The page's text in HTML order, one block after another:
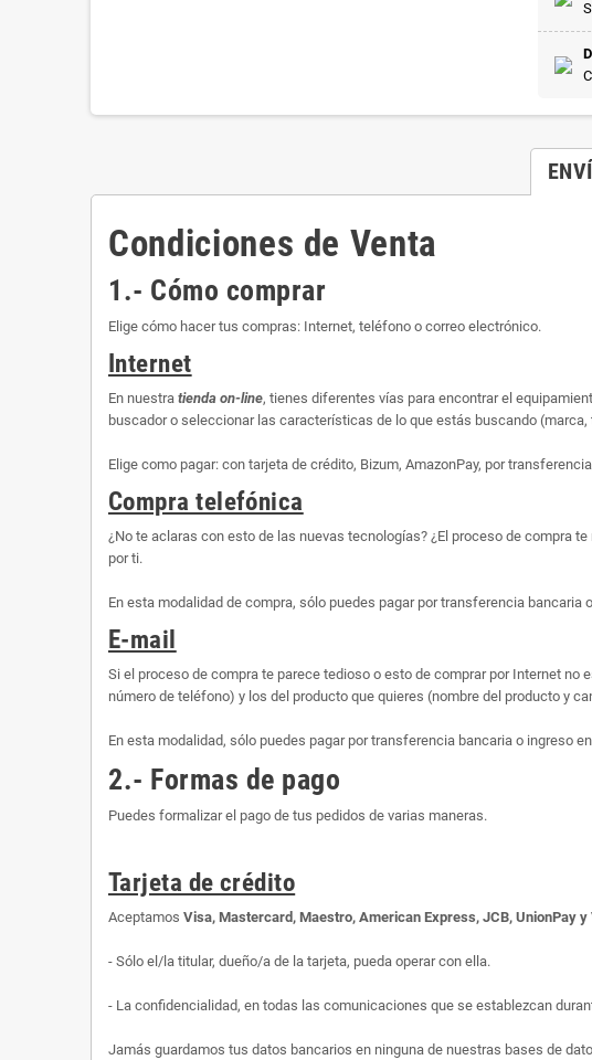
Condiciones de Venta
1.- Cómo comprar
Elige cómo hacer tus compras: Internet, teléfono o correo electrónico.
Internet
En nuestra tienda on-line, tienes diferentes vías para encontrar el
buscador o seleccionar las características de lo que estás buscando (marca,
Elige como pagar: con tarjeta de crédito, Bizum, AmazonPay, por
Compra telefónica
¿No te aclaras con esto de las nuevas tecnologías? ¿El proceso de compra
por ti.
En esta modalidad de compra, sólo puedes pagar por transferencia bancaria
E-mail
Si el proceso de compra te parece tedioso o esto de comprar por Internet no
número de teléfono) y los del producto que quieres (nombre del producto y
En esta modalidad, sólo puedes pagar por transferencia bancaria o ingreso
2.- Formas de pago
Puedes formalizar el pago de tus pedidos de varias maneras.
Tarjeta de crédito
Aceptamos Visa, Mastercard, Maestro, American Express, JCB, UnionPay y
- Sólo el/la titular, dueño/a de la tarjeta, pueda operar con ella.
- La confidencialidad, en todas las comunicaciones que se establezcan
Jamás guardamos tus datos bancarios en ninguna de nuestras bases de